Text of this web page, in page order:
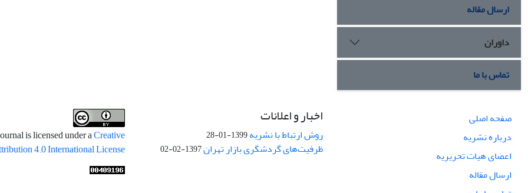
ارسال مقاله
داوران
تماس با ما
صفحه اصلی
درباره نشریه
اعضای هیات تحریریه
ارسال مقاله
اخبار و اعلانات
روش ارتباط با نشریه1399-01-28
ظرفیت‌های گردشگری بازار تهران1397-02-02
is licensed under aCreative
4.0 International License